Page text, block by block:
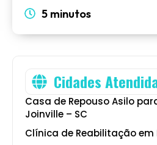
Cidades
Casa de Repouso Asilo
Joinville – SC
Clínica de Reabilitação em
5 minutos